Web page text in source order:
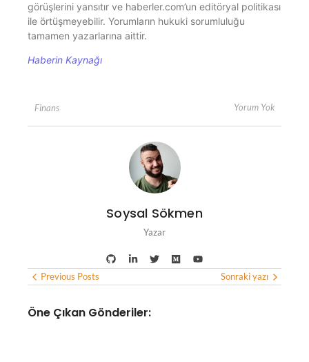
görüşlerini yansıtır ve haberler.com’un editöryal politikası
ile örtüşmeyebilir. Yorumların hukuki sorumluluğu
tamamen yazarlarına aittir.
Haberin Kaynağı
Finans Yorum Yok
Soysal Sökmen
Yazar
Previous Posts Sonraki yazı
Öne Çıkan Gönderiler: